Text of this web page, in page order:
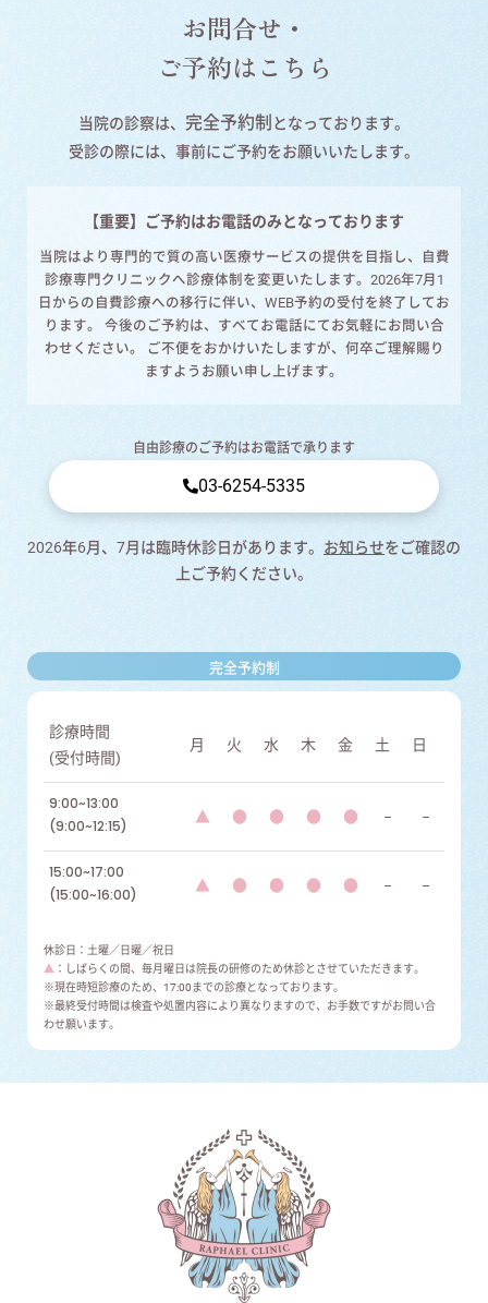
お問合せ・
ご予約はこちら
当院の診察は、 完全予約制 となっております。
受診の際には、事前にご予約をお願いいたします。
【重要】ご予約はお電話のみとなっております
当院はより専門的で質の高い医療サービスの提供を目指し、自費
診療専門クリニックへ診療体制を変更いたします。2026年7月1
日からの自費診療への移行に伴い、WEB予約の受付を終了してお
ります。 今後のご予約は、すべてお電話にてお気軽にお問い合
わせください。 ご不便をおかけいたしますが、何卒ご理解賜り
ますようお願い申し上げます。
自由診療のご予約はお電話で承ります
03-6254-5335
2026年6月、7月は臨時休診日があります。 お知らせをご確認の
上ご予約ください。
完全予約制
診療時間
(受付時間)
月 火 水 木 金 土 日
9:00~13:00
(9:00~12:15)
▲ ● ● ● ● − −
15:00~17:00
(15:00~16:00)
▲ ● ● ● ● − −
休診日：土曜／日曜／祝日
▲ ：しばらくの間、毎月曜日は院長の研修のため休診とさせていただきます。
※現在時短診療のため、17:00までの診療となっております。
※最終受付時間は検査や処置内容により異なりますので、お手数ですがお問い合
わせ願います。